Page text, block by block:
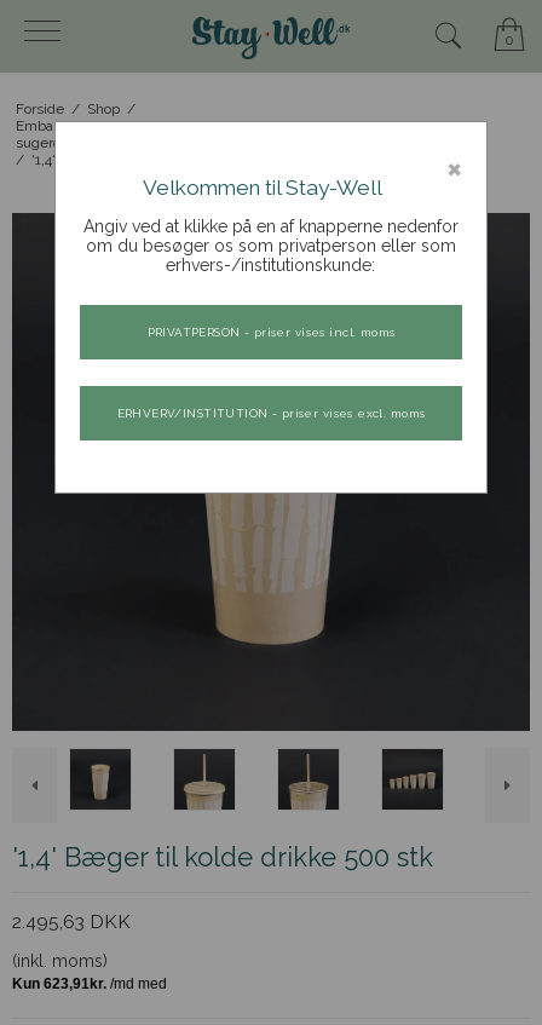
0
Forside / Shop /
Emballageprodukter: drikkebægre, popcornbægre,
sugerør, etc.
/ '1,4' Bæger til kolde drikke 500 stk
'1,4' Bæger til kolde drikke 500 stk
2.495,63 DKK
(inkl. moms)
×
Velkommen til Stay-Well
Angiv ved at klikke på en af knapperne nedenfor
om du besøger os som privatperson eller som
erhvers-/institutionskunde:
PRIVATPERSON - priser vises incl. moms
ERHVERV/INSTITUTION - priser vises excl. moms